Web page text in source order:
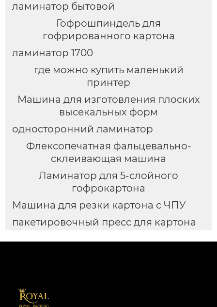
ламинатор бытовой
Гофрошпиндель для
гофрированного картона
ламинатор 1700
где можно купить маленький
принтер
Машина для изготовления плоских
высекальных форм
односторонний ламинатор
Флексопечатная фальцевально-
склеивающая машина
Ламинатор для 5-слойного
гофрокартона
Машина для резки картона с ЧПУ
пакетировочный пресс для картона